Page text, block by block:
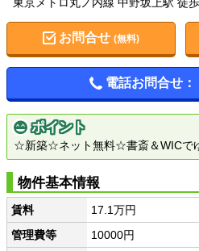
お問合せ (無料)
電話お問合せ：
ポイント
☆新築☆ネット無料☆書斎＆WICで
物件基本情報
賃料
17.1万円
管理費等
10000円